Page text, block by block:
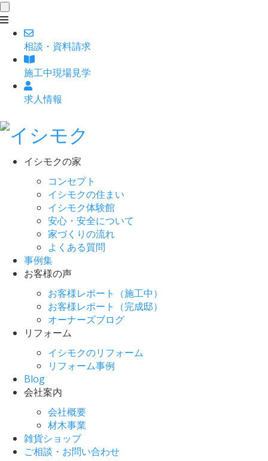
toggle
navigation
相談 ・ 資料請求
施工中現場見学
求人情報
イシモクの家
コンセプト
イシモクの住まい
イシモク体験館
安心・安全について
家づくりの流れ
よくある質問
事例集
お客様の声
お客様レポート（施工中）
お客様レポート（完成邸）
オーナーズブログ
リフォーム
イシモクのリフォーム
リフォーム事例
Blog
会社案内
会社概要
材木事業
雑貨ショップ
ご相談・お問い合わせ